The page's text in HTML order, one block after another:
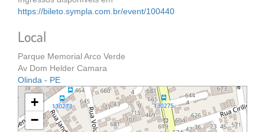
https://bileto.sympla.com.br/event/100440
Local
Parque Memorial Arco Verde
Av Dom Helder Camara
Olinda - PE
+
−